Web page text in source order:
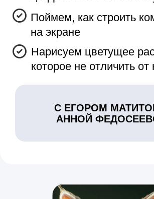
С ЕГОРОМ МАТИТОЙ И
АННОЙ ФЕДОСЕЕВОЙ
пушистость в деталях
формы с помощью кривых и
Освоим анималистику в цифре